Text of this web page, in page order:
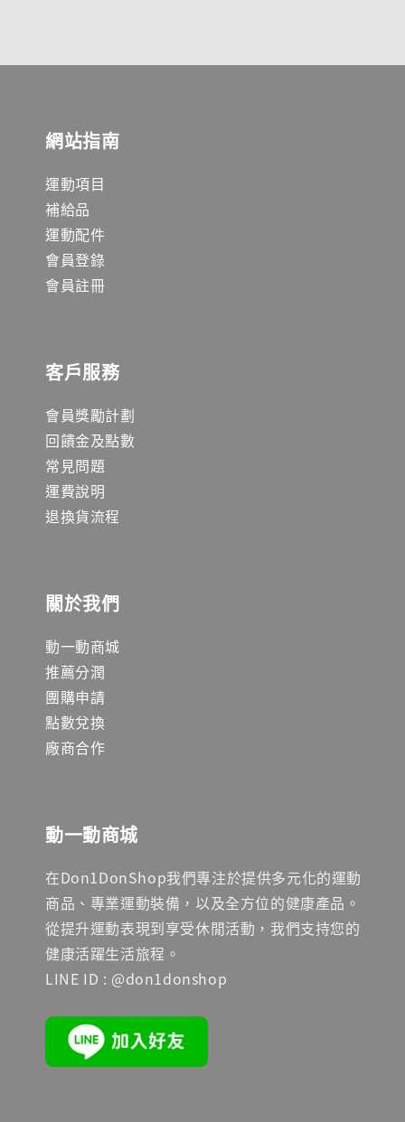
網站指南
運動項目
補給品
運動配件
會員登錄
會員註冊
客戶服務
會員獎勵計劃
回饋金及點數
常見問題
運費說明
退換貨流程
關於我們
動一動商城
推薦分潤
團購申請
點數兌換
廠商合作
動一動商城
在Don1DonShop我們專注於提供多元化的運動
商品、專業運動裝備，以及全方位的健康產品。
從提升運動表現到享受休閒活動，我們支持您的
健康活躍生活旅程。
LINE ID : @don1donshop